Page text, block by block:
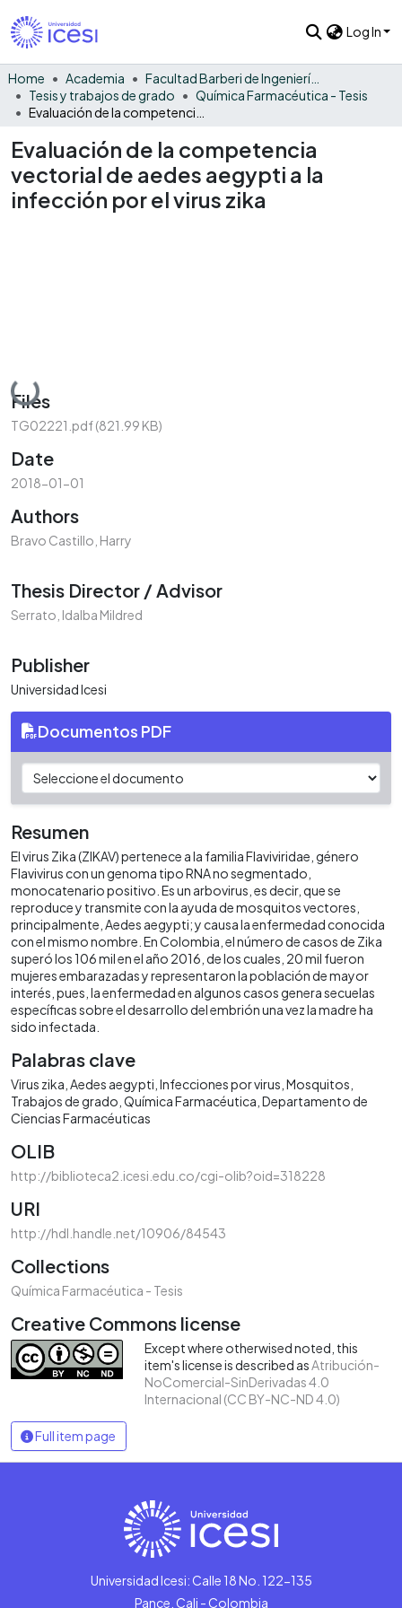
Log In
Home Academia
Facultad Barberi de Ingeniería, Diseño y Ciencias Aplicadas
Tesis y trabajos de grado
Química Farmacéutica - Tesis
Evaluación de la competencia
vectorial de aedes aegypti a la
infección por el virus zika
Loading...
Files
TG02221.pdf(821.99 KB)
Date
2018-01-01
Authors
Bravo Castillo, Harry
Thesis Director / Advisor
Serrato, Idalba Mildred
Publisher
Universidad Icesi
Documentos PDF
Resumen
El virus Zika (ZIKAV) pertenece a la familia Flaviviridae, género
Flavivirus con un genoma tipo RNA no segmentado,
monocatenario positivo. Es un arbovirus, es decir, que se
reproduce y transmite con la ayuda de mosquitos vectores,
principalmente, Aedes aegypti; y causa la enfermedad conocida
con el mismo nombre. En Colombia, el número de casos de Zika
superó los 106 mil en el año 2016, de los cuales, 20 mil fueron
mujeres embarazadas y representaron la población de mayor
interés, pues, la enfermedad en algunos casos genera secuelas
específicas sobre el desarrollo del embrión una vez la madre ha
sido infectada.
Palabras clave
Virus zika Aedes aegypti Infecciones por virus Mosquitos
Trabajos de grado Química Farmacéutica Departamento de
Ciencias Farmacéuticas
OLIB
http://biblioteca2.icesi.edu.co/cgi-olib?oid=318228
URI
http://hdl.handle.net/10906/84543
Collections
Química Farmacéutica - Tesis
Creative Commons license
Except where otherwised noted, this
item's license is described asAtribución-
NoComercial-SinDerivadas 4.0
Internacional (CC BY-NC-ND 4.0)
Full item page
Universidad Icesi: Calle 18 No. 122-135
Pance, Cali - Colombia